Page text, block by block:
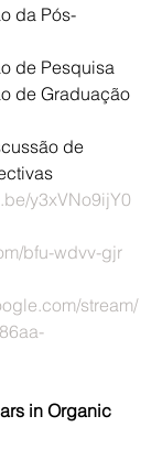
da Pós-
de Pesquisa
de Graduação
de
y3xVNo9ijY0
bfu-wdvv-gjr
stream/
in Organic